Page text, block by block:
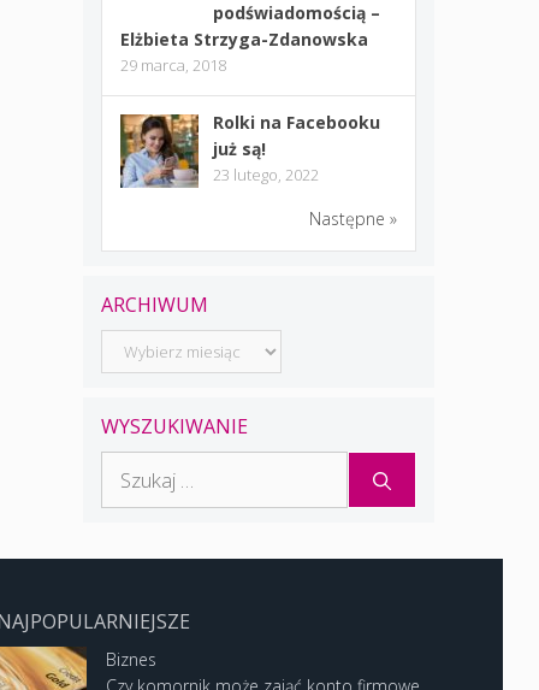
podświadomością –
Elżbieta Strzyga-Zdanowska
29 marca, 2018
Rolki na Facebooku
już są!
23 lutego, 2022
Następne »
ARCHIWUM
Archiwum
WYSZUKIWANIE
Biznes